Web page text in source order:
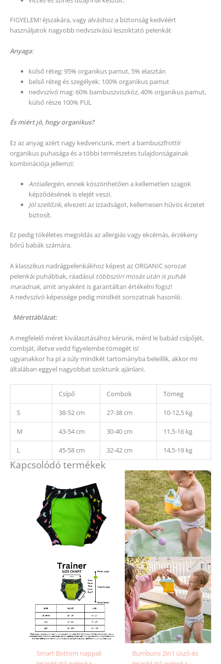
FIGYELEM! éjszakára, vagy alváshoz a biztonság kedvéért
használjatok nagyobb nedvszívású leszoktató pelenkát
Anyaga:
külső réteg: 95% organikus pamut, 5% elasztán
belső réteg és szegélyek: 100% organikus pamut
nedvszívó mag: 60% bambuszviszkóz, 40% organikus pamut,
külső része 100% PUL
És miért jó, hogy organikus?
Ez az anyag azért nagy kedvencünk, mert a bambuszfrottír
organikus puhasága és a többi természetes tulajdonságainak
kombinációja jellemzi:
Antiallergén, ennek köszönhetően a kellemetlen szagok
képződésének is elejét veszi.
Jól szellőzik,elvezeti az izzadságot, kellemesen hűvös érzetet
biztosít.
Ez pedig tökéletes megoldás az allergiás vagy ekcémás, érzékeny
bőrű babák számára.
A klasszikus nadrágpelenkákhoz képest az ORGANIC sorozat
pelenkái puhábbak, ráadásul többszöri mosás után is puhák
maradnak,amit anyaként is garantáltan értékelni fogsz!
A nedvszívó képessége pedig mindkét sorozatnak hasonló.
Mérettáblázat:
A megfelelő méret kiválasztásához kérünk, mérd le babád csípőjét,
combját, illetve vedd figyelembe tömegét is!
ugyanakkor ha pl a súly mindkét tartományba beleillik, akkor mi
általában eggyel nagyobbat szoktunk ajánlani.
Csípő Combok Tömeg
S 38-52 cm 27-38 cm 10-12,5 kg
M 43-54 cm 30-40 cm 11,5-16 kg
L 45-58 cm 32-42 cm 14,5-19 kg
Kapcsolódó termékek
Smart Bottom nappali
Bumbuns 2in1 úszó-és
Ennek
a
terméknek
több
variációja
van.
változatok
a
ki